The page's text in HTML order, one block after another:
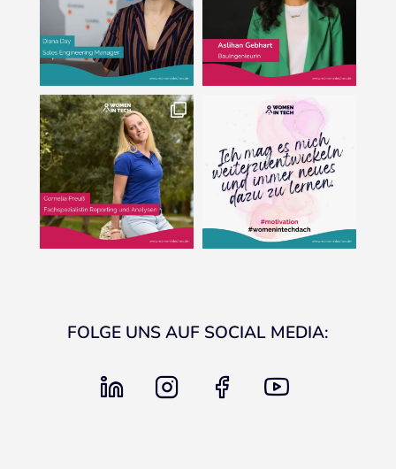
FOLGE UNS AUF SOCIAL MEDIA:
linkedin instagram